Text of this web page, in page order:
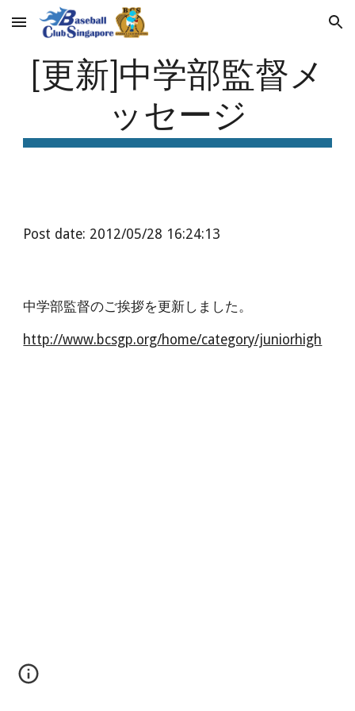
Skip to main content Skip to navigation
[更新]中学部監督メ
ッセージ
Post date: 2012/05/28 16:24:13
中学部監督のご挨拶を更新しました。
http://www.bcsgp.org/home/category/juniorhigh